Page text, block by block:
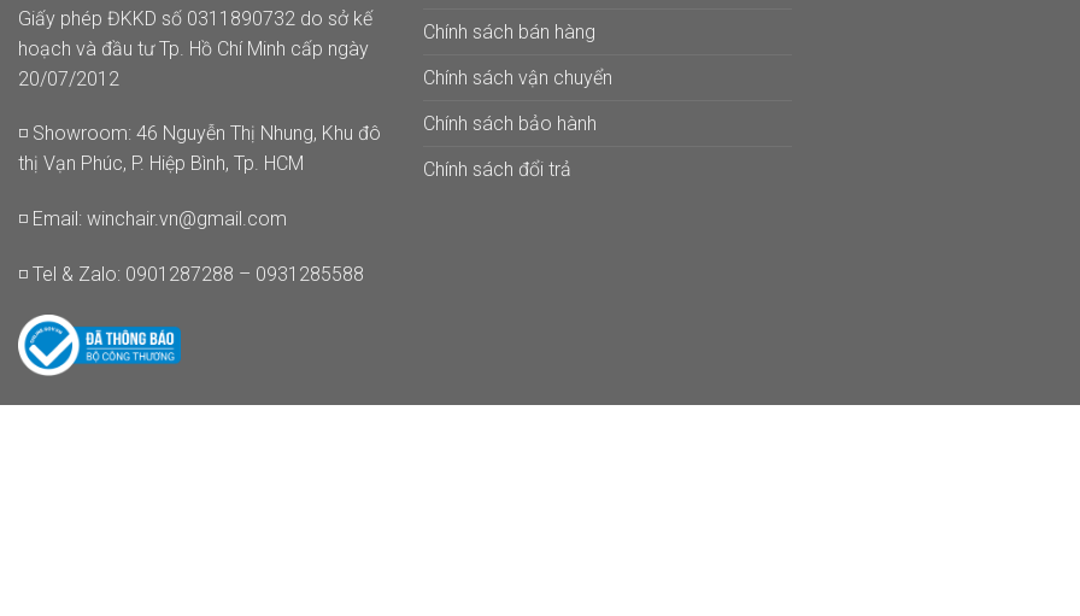
Giấy phép ĐKKD số 0311890732 do sở kế
hoạch và đầu tư Tp. Hồ Chí Minh cấp ngày
20/07/2012
◽ Showroom: 46 Nguyễn Thị Nhung, Khu đô
thị Vạn Phúc, P. Hiệp Bình, Tp. HCM
◽ Email: winchair.vn@gmail.com
◽ Tel & Zalo: 0901287288 – 0931285588
Chính sách bán hàng
Chính sách vận chuyển
Chính sách bảo hành
Chính sách đổi trả